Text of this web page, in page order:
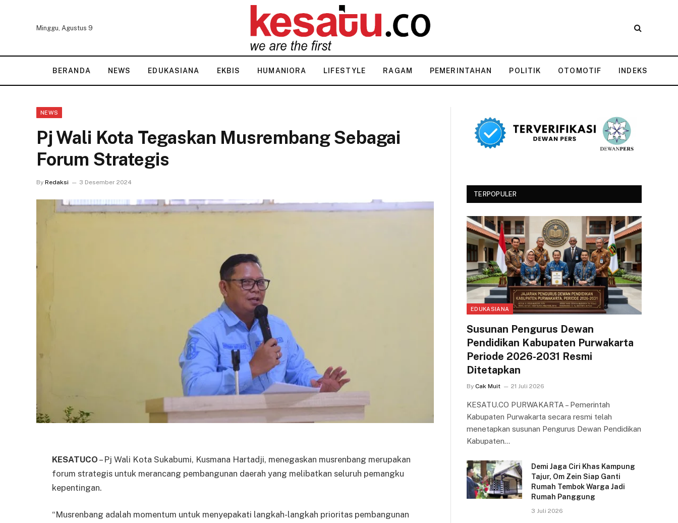
Minggu, Agustus 9
BERANDA NEWS EDUKASIANA EKBIS HUMANIORA LIFESTYLE RAGAM PEMERINTAHAN POLITIK OTOMOTIF INDEKS
NEWS
Pj Wali Kota Tegaskan Musrembang Sebagai
Forum Strategis
By Redaksi 3 Desember 2024
KESATUCO – Pj Wali Kota Sukabumi, Kusmana Hartadji, menegaskan musrenbang merupakan
forum strategis untuk merancang pembangunan daerah yang melibatkan seluruh pemangku
kepentingan.
“Musrenbang adalah momentum untuk menyepakati langkah-langkah prioritas pembangunan
TERPOPULER
EDUKASIANA
Susunan Pengurus Dewan
Pendidikan Kabupaten Purwakarta
Periode 2026-2031 Resmi
Ditetapkan
By Cak Muit 21 Juli 2026
KESATU.CO PURWAKARTA – Pemerintah
Kabupaten Purwakarta secara resmi telah
menetapkan susunan Pengurus Dewan Pendidikan
Kabupaten…
Demi Jaga Ciri Khas Kampung
Tajur, Om Zein Siap Ganti
Rumah Tembok Warga Jadi
Rumah Panggung
3 Juli 2026